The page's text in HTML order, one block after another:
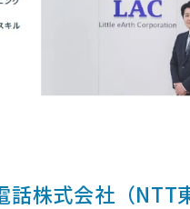
話株式会社（NTT